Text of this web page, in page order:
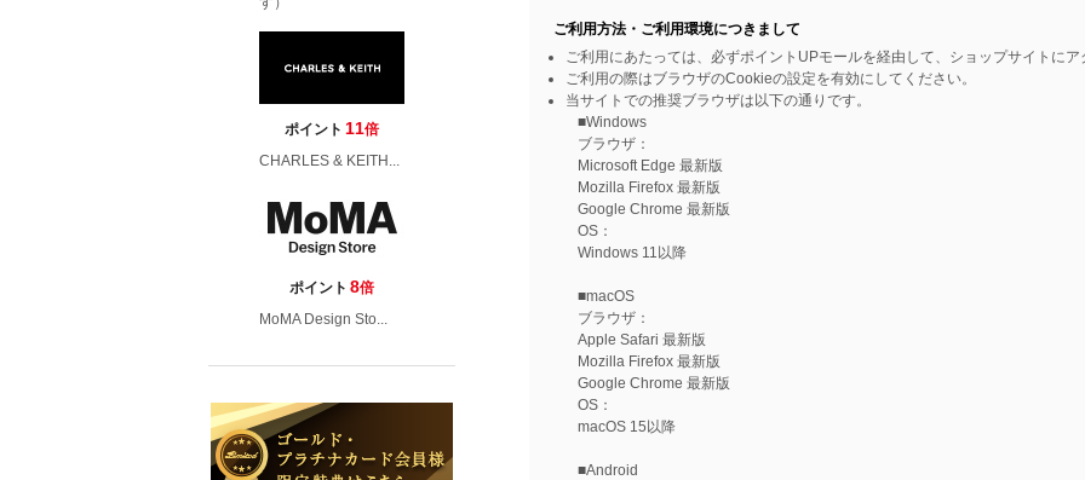
ポイント 11倍
CHARLES & KEITH...
ポイント 8倍
MoMA Design Sto...
ご利用方法・ご利用環境につきまして
ご利用にあたっては、必ずポイントUPモールを経由して、ショップサイトにア
ご利用の際はブラウザのCookieの設定を有効にしてください。
当サイトでの推奨ブラウザは以下の通りです。
■Windows
ブラウザ：
Microsoft Edge 最新版
Mozilla Firefox 最新版
Google Chrome 最新版
OS：
Windows 11以降
■macOS
ブラウザ：
Apple Safari 最新版
Mozilla Firefox 最新版
Google Chrome 最新版
OS：
macOS 15以降
■Android